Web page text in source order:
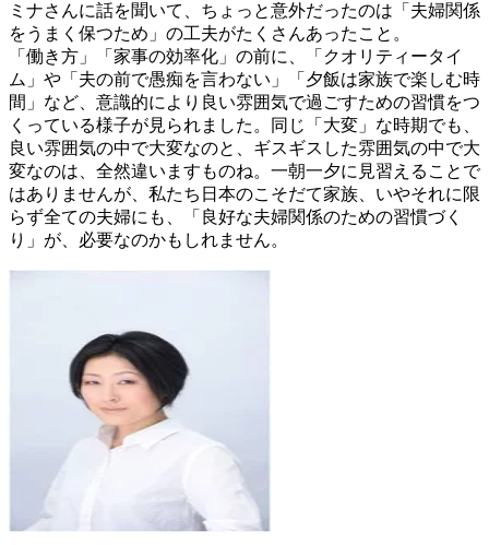
ミナさんに話を聞いて、ちょっと意外だったのは「夫婦関係
をうまく保つため」の工夫がたくさんあったこと。
「働き方」「家事の効率化」の前に、「クオリティータイ
ム」や「夫の前で愚痴を言わない」「夕飯は家族で楽しむ時
間」など、意識的により良い雰囲気で過ごすための習慣をつ
くっている様子が見られました。同じ「大変」な時期でも、
良い雰囲気の中で大変なのと、ギスギスした雰囲気の中で大
変なのは、全然違いますものね。一朝一夕に見習えることで
はありませんが、私たち日本のこそだて家族、いやそれに限
らず全ての夫婦にも、「良好な夫婦関係のための習慣づく
り」が、必要なのかもしれません。